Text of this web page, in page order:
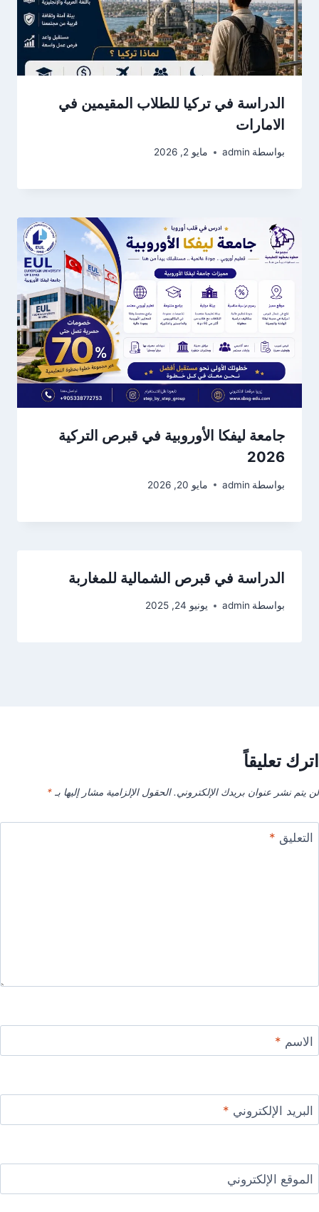
الدراسة في تركيا للطلاب المقيمين في
الامارات
بواسطة admin مايو 2, 2026
جامعة ليفكا الأوروبية في قبرص التركية
2026
بواسطة admin مايو 20, 2026
الدراسة في قبرص الشمالية للمغاربة
بواسطة admin يونيو 24, 2025
اترك تعليقاً
لن يتم نشر عنوان بريدك الإلكتروني. الحقول الإلزامية مشار إليها بـ *
التعليق *
الاسم *
البريد الإلكتروني *
الموقع الإلكتروني